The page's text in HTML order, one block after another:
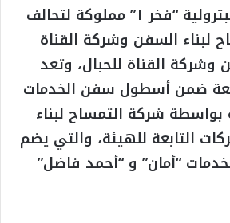
سفينة الخدمات البترولية “فخر ١” مملوكة لتحالف
لبناء السفن وشركة القناة
وشركة القناة للحبال، وتعد
ضمن أسطول سفن الخدمات
بواسطة شركة التمساح لبناء
التابعة للهيئة، والتي يضم
“أمان” و “أحمد فاضل”